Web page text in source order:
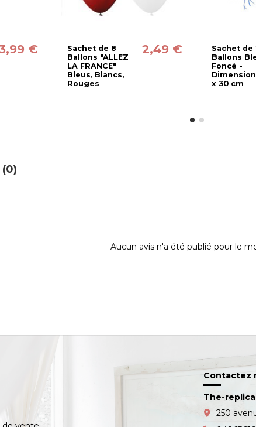
€
Sachet de 8
Ballons "ALLEZ
LA FRANCE"
Bleus, Blancs,
Rouges
2,49 €
Sachet de
Ballons
Foncé -
x 30 cm
Aucun avis n'a été publié pour le
Contactez
The-
250